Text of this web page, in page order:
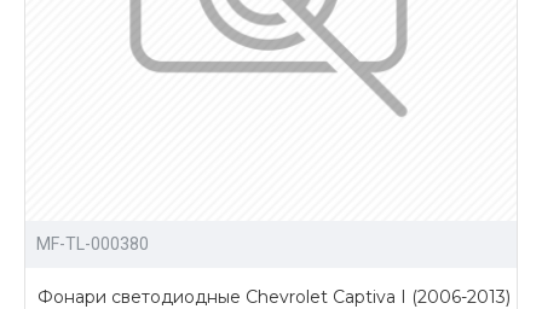
MF-TL-000380
Фонари светодиодные Chevrolet Captiva I (2006-2013)